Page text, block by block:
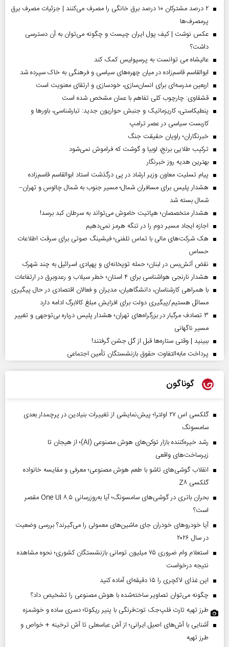
۲ درصد مشترکان ۱۰ درصد برق خانگی را مصرف می‌کنند | جزئیات مصرف برق
پرمصرف‌ها
عکس نوشت | کیف پول ایران چیست و چگونه می‌توان به آن دسترسی
داشت؟
عالیشاه می توانست به پرسپولیس کمک کند
ابوالقاسم قاسم‌زاده در میان چهره‌های سیاسی و فرهنگی به خاک سپرده شد
اربعین مدرسه‌ای برای انسان‌سازی، خودسازی و ارتقای معنویت است
قشقاوی: چارچوب کلی تفاهم با عمان مشخص شده است
پنطیکاستی، کاریزماتیک و جنبش حواریون جدید: تبارشناسی، باور‌ها و
کاربست سیاسی در عصر ترامپ
خبرنگاران؛ راویان حقیقت جنگ
ترکیب طلایی برنج، لوبیا و گوشت که فراموش نمی‌شود
بهترین هدیه روز خبرنگار
پیام تسلیت معاون وزیر ارشاد در پی درگذشت استاد ابوالقاسم قاسم‌زاده
هشدار پلیس برای مسافران شمال؛ مسیر جنوب به شمال چالوس و تهران–
شمال بسته شد
هشدار متخصصان؛ هپاتیت خاموش می‌تواند به سرطان کبد برسد!
اجازه ایجاد مسیر دوم را در تنگه هرمز نمی‌دهیم
هک شرکت‌های مالی با تماس تلفنی؛ فیشینگ صوتی برای سرقت اطلاعات
حساس
نقض آتش‌بس در لبنان؛ حمله توپخانه‌ای و پهپادی اسرائیل به چند شهرک
هشدار نارنجی هواشناسی برای ۴ استان؛ خطر سیلاب و رعدوبرق در ارتفاعات
با همراهی کارشناسان، دانشگاهیان، مدیران و فعالان اقتصادی در حال پیگیری
مسائل هستیم/پیگیری دولت برای افزایش مبلغ کالابرگ ادامه دارد
۳ تصادف مرگبار در بزرگراه‌های تهران؛ هشدار پلیس درباره بی‌توجهی و تغییر
مسیر ناگهانی
ببینید | وقتی ستاره‌ها قبل از گل جشن گرفتند!
پرداخت مابه‌التفاوت حقوق بازنشستگان تأمین اجتماعی
گوناگون
گلکسی اس ۲۷ اولترا؛ پیش‌نمایشی از تغییرات بنیادین در پرچمدار بعدی
سامسونگ
رشد خیره‌کننده بازار توکن‌های هوش مصنوعی (AI)؛ از هیجان تا
زیرساخت‌های واقعی
انقلاب گوشی‌های تاشو‌ با طعم هوش مصنوعی؛ معرفی و مقایسه خانواده
گلکسی Z۸
بحران باتری در گوشی‌های سامسونگ؛ آیا به‌روزرسانی One UI ۸.۵ مقصر
است؟
آیا خودروهای خودران جای ماشین‌های معمولی را می‌گیرند؟ بررسی وضعیت
در سال ۲۰۲۶
استعلام وام ضروری ۷۵ میلیون تومانی بازنشستگان کشوری؛ نحوه مشاهده
نتیجه درخواست
این غذای لاکچری را ۱۵ دقیقه‌ای آماده کنید
چگونه می‌توان تصاویر ساخته‌شده با هوش مصنوعی را تشخیص داد؟
طرز تهیه تارت فلپ‌جک توت‌فرنگی با پنیر ریکوتا؛ دسری ساده و خوشمزه
آشنایی با آش‌های اصیل ایرانی؛ از آش عباسعلی تا آش ترخینه + خواص و
طرز تهیه